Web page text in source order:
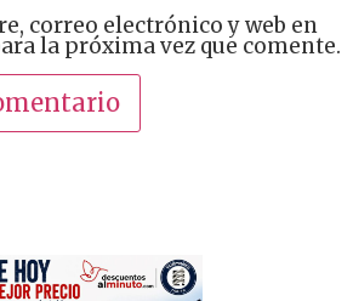
correo electrónico y web en
la próxima vez que comente.